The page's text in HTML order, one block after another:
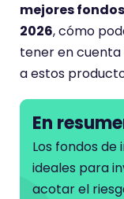
mejores
2026, cómo
tener en
a estos
En
Los fondos de
ideales para
acotar el